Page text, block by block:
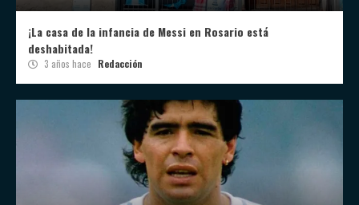
¡La casa de la infancia de Messi en Rosario está
deshabitada!
3 años hace Redacción